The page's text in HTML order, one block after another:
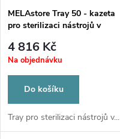
MELAstore Tray 50 - kazeta
pro sterilizaci nástrojů v
4 816 Kč
Na objednávku
Do košíku
Tray pro sterilizaci nástrojů v...